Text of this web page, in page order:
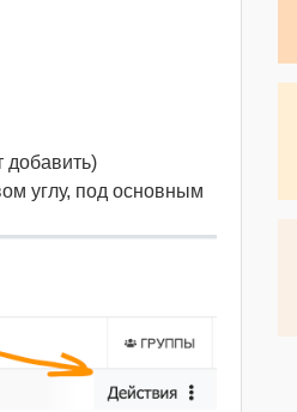
добавить)
углу, под основным